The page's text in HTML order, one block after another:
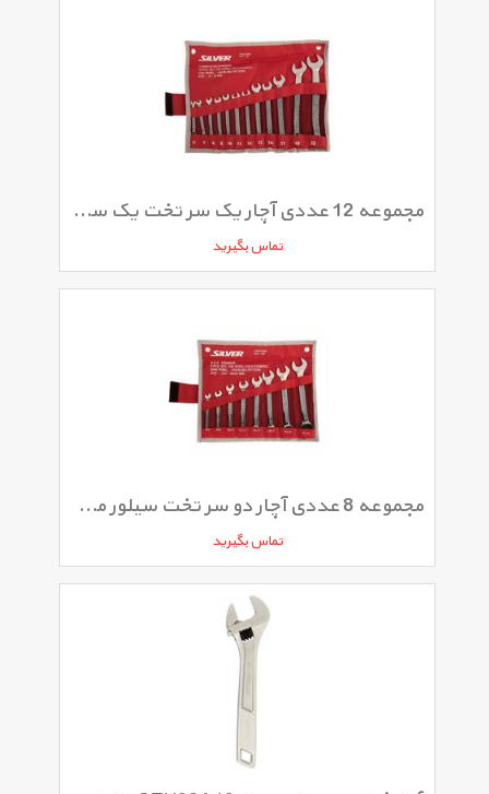
مجموعه 12 عددی آچار یک سر تخت یک سر رینگی سیلور مدل SLD-101
تماس بگیرید
مجموعه 8 عددی آچار دو سر تخت سیلور مدل SLD-103
تماس بگیرید